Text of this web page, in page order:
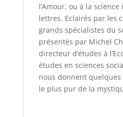
l’Amour, ou à la
lettres. Eclairés par les
grands spécialistes du
présentés par Michel
directeur d’études à
études en sciences
nous donnent
le plus pur de la